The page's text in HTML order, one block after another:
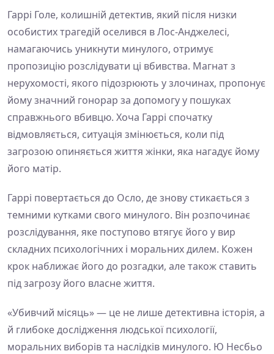
Гаррі Голе, колишній детектив, який після низки
особистих трагедій оселився в Лос-Анджелесі,
намагаючись уникнути минулого, отримує
пропозицію розслідувати ці вбивства. Магнат з
нерухомості, якого підозрюють у злочинах, пропонує
йому значний гонорар за допомогу у пошуках
справжнього вбивцю. Хоча Гаррі спочатку
відмовляється, ситуація змінюється, коли під
загрозою опиняється життя жінки, яка нагадує йому
його матір.
Гаррі повертається до Осло, де знову стикається з
темними кутками свого минулого. Він розпочинає
розслідування, яке поступово втягує його у вир
складних психологічних і моральних дилем. Кожен
крок наближає його до розгадки, але також ставить
під загрозу його власне життя.
«Убивчий місяць» — це не лише детективна історія, а
й глибоке дослідження людської психології,
моральних виборів та наслідків минулого. Ю Несбьо